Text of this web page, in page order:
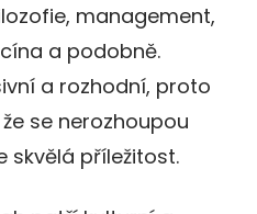
management,
a podobně.
a rozhodní, proto
se nerozhoupou
skvělá příležitost.